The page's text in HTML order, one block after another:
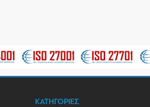
ΚΑΤΗΓΟΡΙΕΣ